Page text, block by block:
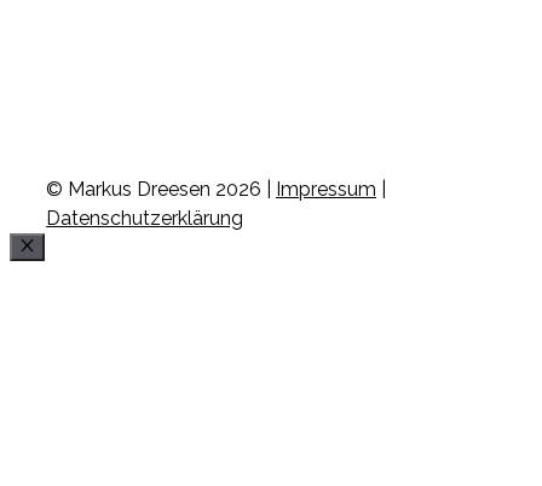
© Markus Dreesen 2026 | Impressum
Datenschutzerklärung
Schließen